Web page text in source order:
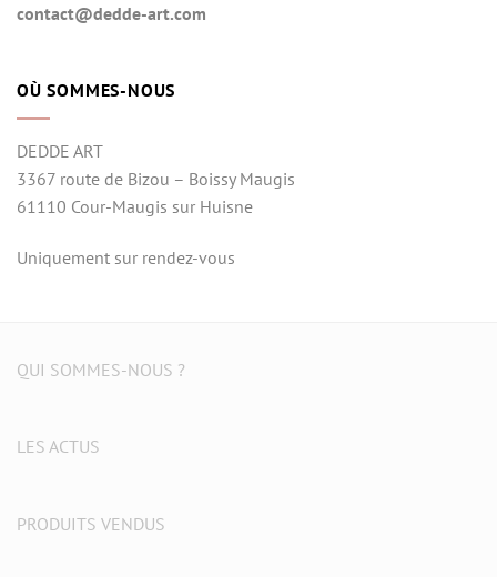
contact@dedde-art.com
OÙ SOMMES-NOUS
DEDDE ART
3367 route de Bizou – Boissy Maugis
61110 Cour-Maugis sur Huisne
Uniquement sur rendez-vous
QUI SOMMES-NOUS ?
LES ACTUS
PRODUITS VENDUS